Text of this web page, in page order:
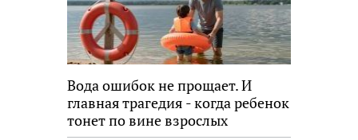
Вода ошибок не прощает. И
главная трагедия - когда ребенок
тонет по вине взрослых